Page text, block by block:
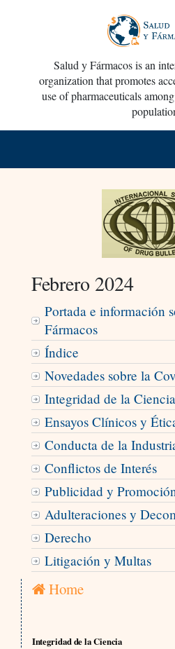
Salud y Fármacos is an
organization that promotes
use of pharmaceuticals
Febrero 2024
Portada e información
Fármacos
Índice
Novedades sobre la
Integridad de la Ciencia
Ensayos Clínicos y
Conducta de la
Conflictos de Interés
Publicidad y
Adulteraciones y
Derecho
Litigación y Multas
Home
Integridad de la Ciencia